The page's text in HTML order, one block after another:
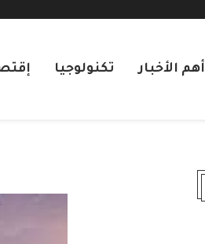
أهم الأخبار تكنولوجيا